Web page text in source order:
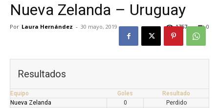
Nueva Zelanda – Uruguay
Por Laura Hernández - 30 mayo, 2019 0
1757
Resultados
Equipo Goles
Resultado
Nueva Zelanda
0
Perdido